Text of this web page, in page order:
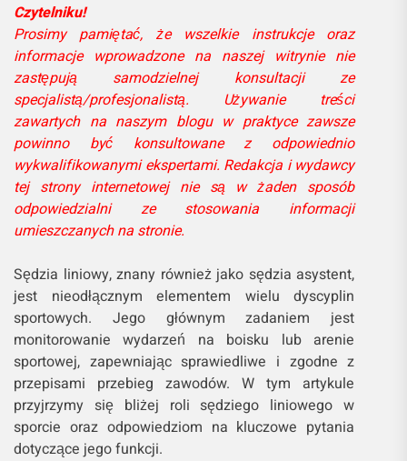
Czytelniku!
Prosimy pamiętać, że wszelkie instrukcje oraz
informacje wprowadzone na naszej witrynie nie
zastępują samodzielnej konsultacji ze
specjalistą/profesjonalistą. Używanie treści
zawartych na naszym blogu w praktyce zawsze
powinno być konsultowane z odpowiednio
wykwalifikowanymi ekspertami. Redakcja i wydawcy
tej strony internetowej nie są w żaden sposób
odpowiedzialni ze stosowania informacji
umieszczanych na stronie.
Sędzia liniowy, znany również jako sędzia asystent,
jest nieodłącznym elementem wielu dyscyplin
sportowych. Jego głównym zadaniem jest
monitorowanie wydarzeń na boisku lub arenie
sportowej, zapewniając sprawiedliwe i zgodne z
przepisami przebieg zawodów. W tym artykule
przyjrzymy się bliżej roli sędziego liniowego w
sporcie oraz odpowiedziom na kluczowe pytania
dotyczące jego funkcji.